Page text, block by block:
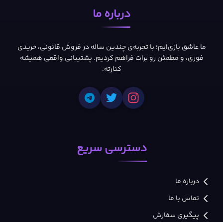
درباره ما
ما عاشق بازی‌ایم؛ با تجربه‌ی چندین ساله در فروش قانونی، خریدی
فوری، و مطمئن رو برات فراهم کردیم. پشتیبانی واقعی همیشه
کنارته.
دسترسی سریع
درباره ما
تماس با ما
پیگیری سفارش